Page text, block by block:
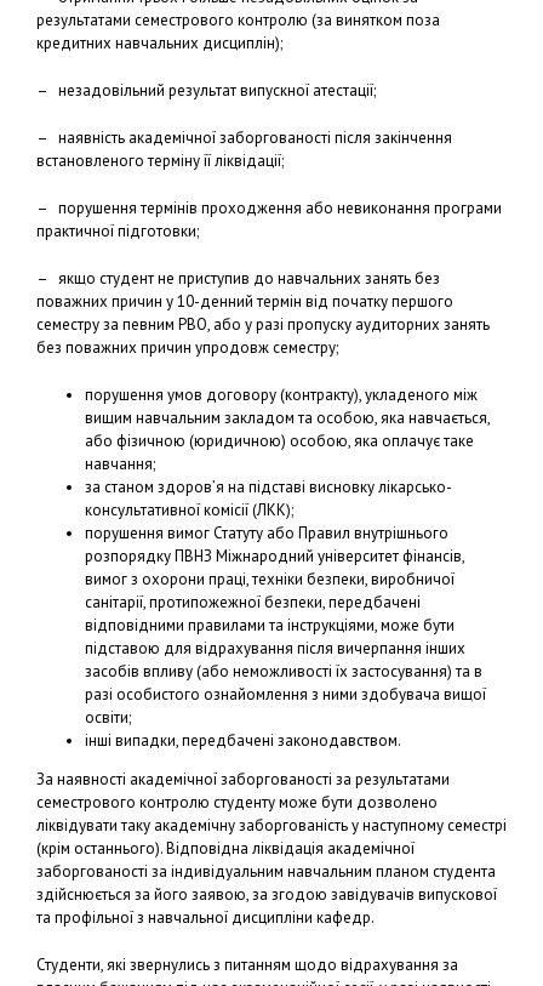
результатами семестрового контролю (за винятком поза
кредитних навчальних дисциплін);
– незадовільний результат випускної атестації;
– наявність академічної заборгованості після закінчення
встановленого терміну її ліквідації;
– порушення термінів проходження або невиконання програми
практичної підготовки;
– якщо студент не приступив до навчальних занять без
поважних причин у 10-денний термін від початку першого
семестру за певним РВО, або у разі пропуску аудиторних занять
без поважних причин упродовж семестру;
порушення умов договору (контракту), укладеного між
вищим навчальним закладом та особою, яка навчається,
або фізичною (юридичною) особою, яка оплачує таке
навчання;
за станом здоров’я на підставі висновку лікарсько-
консультативної комісії (ЛКК);
порушення вимог Статуту або Правил внутрішнього
розпорядку ПВНЗ Міжнародний університет фінансів,
вимог з охорони праці, техніки безпеки, виробничої
санітарії, протипожежної безпеки, передбачені
відповідними правилами та інструкціями, може бути
підставою для відрахування після вичерпання інших
засобів впливу (або неможливості їх застосування) та в
разі особистого ознайомлення з ними здобувача вищої
освіти;
інші випадки, передбачені законодавством.
За наявності академічної заборгованості за результатами
семестрового контролю студенту може бути дозволено
ліквідувати таку академічну заборгованість у наступному семестрі
(крім останнього). Відповідна ліквідація академічної
заборгованості за індивідуальним навчальним планом студента
здійснюється за його заявою, за згодою завідувачів випускової
та профільної з навчальної дисципліни кафедр.
Студенти, які звернулись з питанням щодо відрахування за